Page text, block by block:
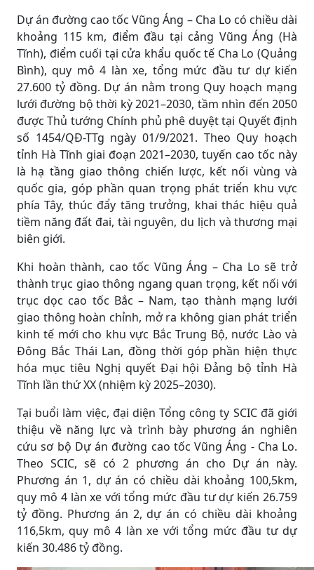
Dự án đường cao tốc Vũng Áng – Cha Lo có chiều dài
khoảng 115 km, điểm đầu tại cảng Vũng Áng (Hà
Tĩnh), điểm cuối tại cửa khẩu quốc tế Cha Lo (Quảng
Bình), quy mô 4 làn xe, tổng mức đầu tư dự kiến
27.600 tỷ đồng. Dự án nằm trong Quy hoạch mạng
lưới đường bộ thời kỳ 2021–2030, tầm nhìn đến 2050
được Thủ tướng Chính phủ phê duyệt tại Quyết định
số 1454/QĐ-TTg ngày 01/9/2021. Theo Quy hoạch
tỉnh Hà Tĩnh giai đoạn 2021–2030, tuyến cao tốc này
là hạ tầng giao thông chiến lược, kết nối vùng và
quốc gia, góp phần quan trọng phát triển khu vực
phía Tây, thúc đẩy tăng trưởng, khai thác hiệu quả
tiềm năng đất đai, tài nguyên, du lịch và thương mại
biên giới.
Khi hoàn thành, cao tốc Vũng Áng – Cha Lo sẽ trở
thành trục giao thông ngang quan trọng, kết nối với
trục dọc cao tốc Bắc – Nam, tạo thành mạng lưới
giao thông hoàn chỉnh, mở ra không gian phát triển
kinh tế mới cho khu vực Bắc Trung Bộ, nước Lào và
Đông Bắc Thái Lan, đồng thời góp phần hiện thực
hóa mục tiêu Nghị quyết Đại hội Đảng bộ tỉnh Hà
Tĩnh lần thứ XX (nhiệm kỳ 2025–2030).
Tại buổi làm việc, đại diện Tổng công ty SCIC đã giới
thiệu về năng lực và trình bày phương án nghiên
cứu sơ bộ Dự án đường cao tốc Vũng Áng - Cha Lo.
Theo SCIC, sẽ có 2 phương án cho Dự án này.
Phương án 1, dự án có chiều dài khoảng 100,5km,
quy mô 4 làn xe với tổng mức đầu tư dự kiến 26.759
tỷ đồng. Phương án 2, dự án có chiều dài khoảng
116,5km, quy mô 4 làn xe với tổng mức đầu tư dự
kiến 30.486 tỷ đồng.